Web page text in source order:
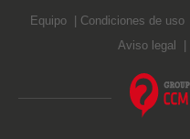
Equipo Condiciones de uso
Aviso legal